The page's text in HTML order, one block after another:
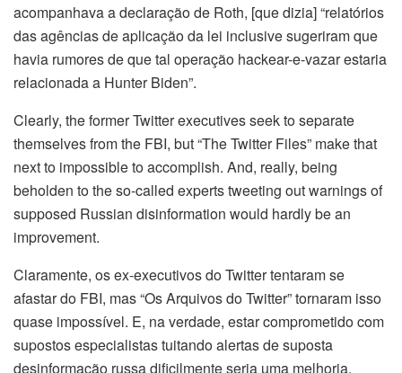
acompanhava a declaração de Roth, [que dizia] “relatórios
das agências de aplicação da lei inclusive sugeriram que
havia rumores de que tal operação hackear-e-vazar estaria
relacionada a Hunter Biden”.
Clearly, the former Twitter executives seek to separate
themselves from the FBI, but “The Twitter Files” make that
next to impossible to accomplish. And, really, being
beholden to the so-called experts tweeting out warnings of
supposed Russian disinformation would hardly be an
improvement.
Claramente, os ex-executivos do Twitter tentaram se
afastar do FBI, mas “Os Arquivos do Twitter” tornaram isso
quase impossível. E, na verdade, estar comprometido com
supostos especialistas tuitando alertas de suposta
desinformação russa dificilmente seria uma melhoria.